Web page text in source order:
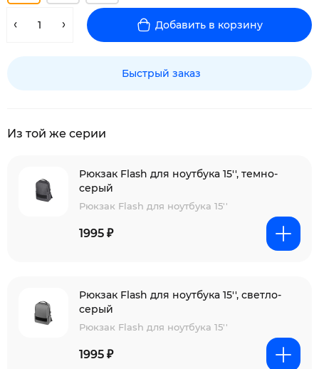
Добавить в корзину
Быстрый заказ
Из той же серии
Рюкзак Flash для ноутбука 15'', темно-
серый
Рюкзак Flash для ноутбука 15''
1995 ₽
Рюкзак Flash для ноутбука 15'', светло-
серый
Рюкзак Flash для ноутбука 15''
1995 ₽